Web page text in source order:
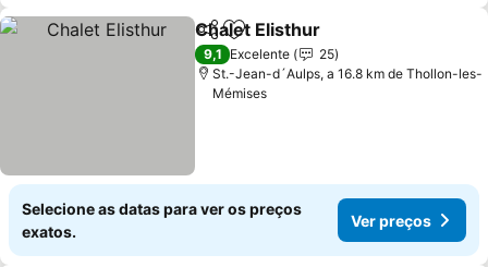
PartilharAdicionar aos favoritos
Chalet Elisthur
9,1 Excelente
25
St.-Jean-d´Aulps, a 16.8 km de Thollon-les-
Mémises
Selecione as datas para ver os preços
exatos.
Ver preços